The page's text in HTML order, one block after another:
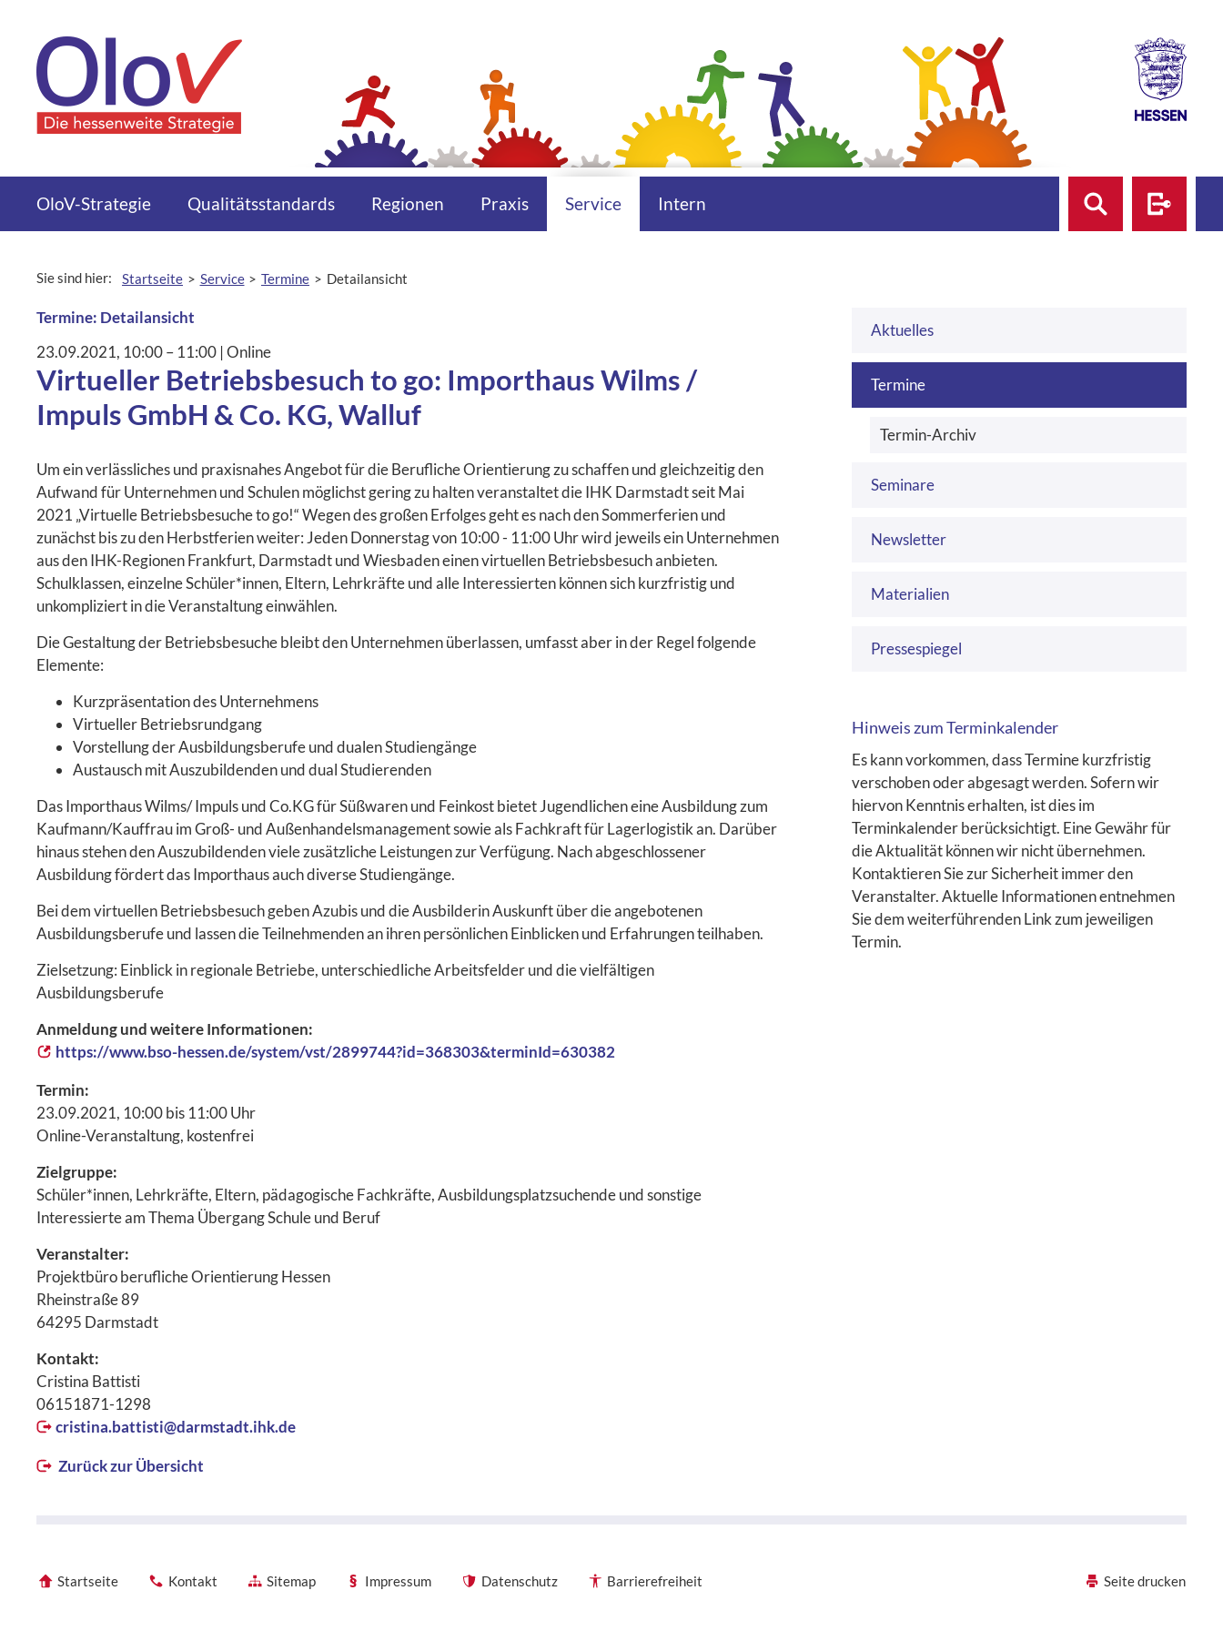
Login
Suche
OloV-Strategie Qualitätsstandards Regionen Praxis Service Intern
Sie sind hier: Startseite Service Termine aktuelle Seite:
Detailansicht
Termine: Detailansicht
23.09.2021, 10:00– 11:00 |Ort:
Online
Virtueller Betriebsbesuch to go: Importhaus Wilms /
Impuls GmbH & Co. KG, Walluf
Um ein verlässliches und praxisnahes Angebot für die Berufliche Orientierung zu schaffen und gleichzeitig den
Aufwand für Unternehmen und Schulen möglichst gering zu halten veranstaltet die IHK Darmstadt seit Mai
2021 „Virtuelle Betriebsbesuche to go!“ Wegen des großen Erfolges geht es nach den Sommerferien und
zunächst bis zu den Herbstferien weiter: Jeden Donnerstag von 10:00 - 11:00 Uhr wird jeweils ein Unternehmen
aus den IHK-Regionen Frankfurt, Darmstadt und Wiesbaden einen virtuellen Betriebsbesuch anbieten.
Schulklassen, einzelne Schüler*innen, Eltern, Lehrkräfte und alle Interessierten können sich kurzfristig und
unkompliziert in die Veranstaltung einwählen.
Die Gestaltung der Betriebsbesuche bleibt den Unternehmen überlassen, umfasst aber in der Regel folgende
Elemente:
Kurzpräsentation des Unternehmens
Virtueller Betriebsrundgang
Vorstellung der Ausbildungsberufe und dualen Studiengänge
Austausch mit Auszubildenden und dual Studierenden
Das Importhaus Wilms/ Impuls und Co.KG für Süßwaren und Feinkost bietet Jugendlichen eine Ausbildung zum
Kaufmann/Kauffrau im Groß- und Außenhandelsmanagement sowie als Fachkraft für Lagerlogistik an. Darüber
hinaus stehen den Auszubildenden viele zusätzliche Leistungen zur Verfügung. Nach abgeschlossener
Ausbildung fördert das Importhaus auch diverse Studiengänge.
Bei dem virtuellen Betriebsbesuch geben Azubis und die Ausbilderin Auskunft über die angebotenen
Ausbildungsberufe und lassen die Teilnehmenden an ihren persönlichen Einblicken und Erfahrungen teilhaben.
Zielsetzung: Einblick in regionale Betriebe, unterschiedliche Arbeitsfelder und die vielfältigen
Ausbildungsberufe
Anmeldung und weitere Informationen:
https://www.bso-hessen.de/system/vst/2899744?id=368303&terminId=630382
Termin:
23.09.2021, 10:00 bis 11:00 Uhr
Online-Veranstaltung, kostenfrei
Zielgruppe:
Schüler*innen, Lehrkräfte, Eltern, pädagogische Fachkräfte, Ausbildungsplatzsuchende und sonstige
Interessierte am Thema Übergang Schule und Beruf
Veranstalter:
Projektbüro berufliche Orientierung Hessen
Rheinstraße 89
64295 Darmstadt
Kontakt:
Cristina Battisti
06151871-1298
cristina.battisti@darmstadt.ihk.de
Zurück zur Übersicht
Aktuelles
Termine
Termin-Archiv
Seminare
Newsletter
Materialien
Pressespiegel
Hinweis zum Terminkalender
Es kann vorkommen, dass Termine kurzfristig
verschoben oder abgesagt werden. Sofern wir
hiervon Kenntnis erhalten, ist dies im
Terminkalender berücksichtigt. Eine Gewähr für
die Aktualität können wir nicht übernehmen.
Kontaktieren Sie zur Sicherheit immer den
Veranstalter. Aktuelle Informationen entnehmen
Sie dem weiterführenden Link zum jeweiligen
Termin.
Startseite Kontakt Sitemap Impressum Datenschutz Barrierefreiheit Seite drucken